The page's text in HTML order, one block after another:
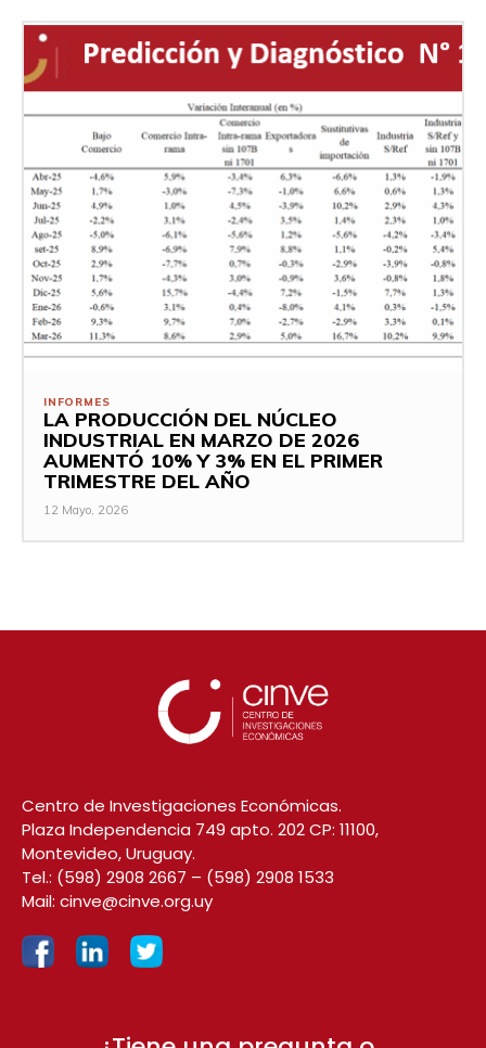
INFORMES
LA PRODUCCIÓN DEL NÚCLEO
INDUSTRIAL EN MARZO DE 2026
AUMENTÓ 10% Y 3% EN EL PRIMER
TRIMESTRE DEL AÑO
12 Mayo, 2026
Centro de Investigaciones Económicas.
Plaza Independencia 749 apto. 202 CP: 11100,
Montevideo, Uruguay.
Tel.: (598) 2908 2667 – (598) 2908 1533
Mail: cinve@cinve.org.uy